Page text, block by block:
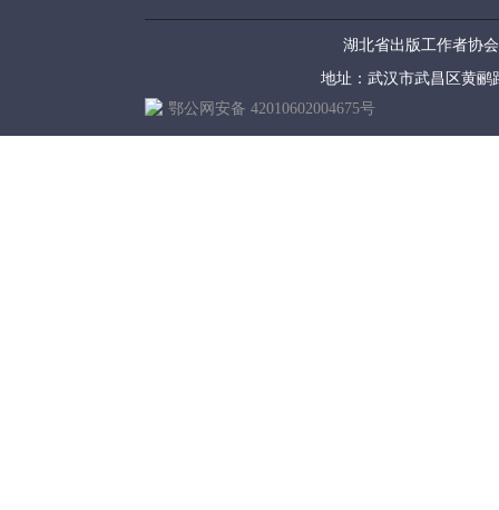
湖北省出版工作者协
地址：武汉市武昌区黄
鄂公网安备 42010602004675号